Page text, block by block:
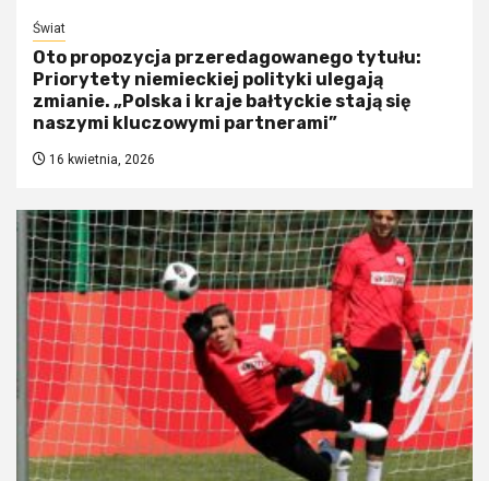
Świat
Oto propozycja przeredagowanego tytułu:
Priorytety niemieckiej polityki ulegają
zmianie. „Polska i kraje bałtyckie stają się
naszymi kluczowymi partnerami”
16 kwietnia, 2026